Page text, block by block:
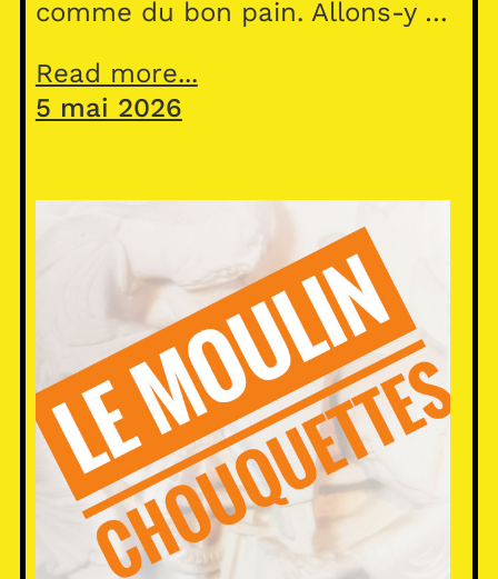
comme du bon pain. Allons-y …
Read more...
5 mai 2026